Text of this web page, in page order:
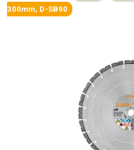
300mm, D-SB90